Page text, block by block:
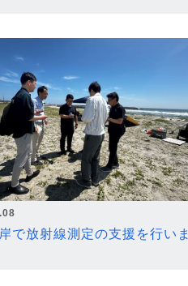
で放射線測定の支援を行いま